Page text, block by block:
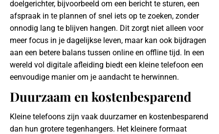
doelgerichter, bijvoorbeeld om een bericht te sturen, een
afspraak in te plannen of snel iets op te zoeken, zonder
onnodig lang te blijven hangen. Dit zorgt niet alleen voor
meer focus in je dagelijkse leven, maar kan ook bijdragen
aan een betere balans tussen online en offline tijd. In een
wereld vol digitale afleiding biedt een kleine telefoon een
eenvoudige manier om je aandacht te herwinnen.
Duurzaam en kostenbesparend
Kleine telefoons zijn vaak duurzamer en kostenbesparend
dan hun grotere tegenhangers. Het kleinere formaat